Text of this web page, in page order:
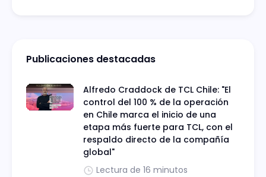
Publicaciones destacadas
Alfredo Craddock de TCL Chile: "El
control del 100 % de la operación
en Chile marca el inicio de una
etapa más fuerte para TCL, con el
respaldo directo de la compañía
global"
Lectura de 16 minutos